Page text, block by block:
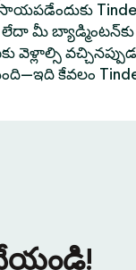
లేదా మీ
వెళ్లాల్సి
కేవలం